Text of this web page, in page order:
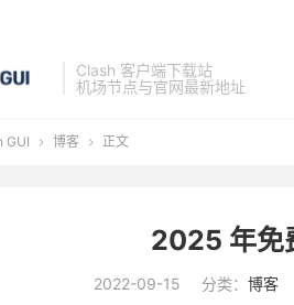
Clash 客户端下载站
机场节点与官网最新地址
GUI  博客  正文
2025 年免
2022-09-15 分类： 博客